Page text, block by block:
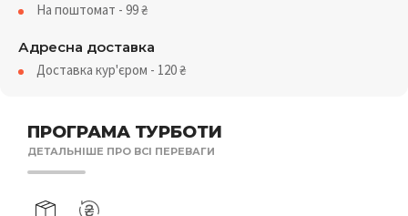
ПРОГРАМА ТУРБОТИ
ДЕТАЛЬНІШЕ ПРО ВСІ ПЕРЕВАГИ
На поштомат - 99₴
Адресна доставка
Доставка кур'єром - 120₴